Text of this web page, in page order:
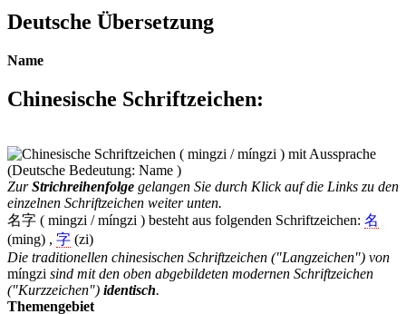
Deutsche Übersetzung
Name
Chinesische Schriftzeichen:
ZurStrichreihenfolge gelangen Sie durch Klick auf die Links zu den
einzelnen Schriftzeichen weiter unten.
名字 ( mingzi / míngzi ) besteht aus folgenden Schriftzeichen: 名
(ming) , 字 (zi)
Die traditionellen chinesischen Schriftzeichen ("Langzeichen") von
míngzi sind mit den oben abgebildeten modernen Schriftzeichen
("Kurzzeichen") identisch.
Themengebiet